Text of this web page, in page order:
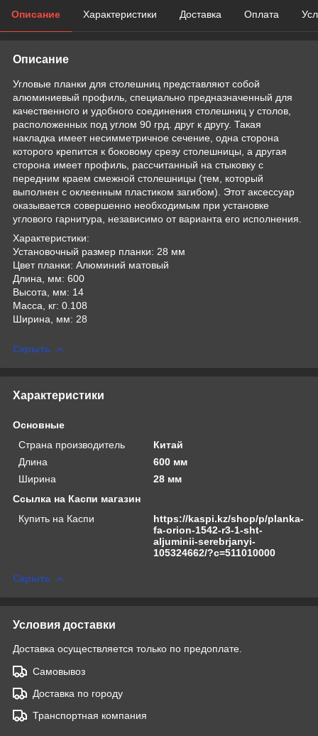
Описание Характеристики Доставка Оплата
Описание
Угловые планки для столешниц представляют собой
алюминиевый профиль, специально предназначенный для
качественного и удобного соединения столешниц у столов,
расположенных под углом 90 грд. друг к другу. Такая
накладка имеет несимметричное сечение, одна сторона
которого крепится к боковому срезу столешницы, а другая
сторона имеет профиль, рассчитанный на стыковку с
передним краем смежной столешницы (тем, который
выполнен с оклеенным пластиком загибом). Этот аксессуар
оказывается совершенно необходимым при установке
углового гарнитура, независимо от варианта его исполнения.
Характеристики:
Установочный размер планки: 28 мм
Цвет планки: Алюминий матовый
Длина, мм: 600
Высота, мм: 14
Масса, кг: 0.108
Ширина, мм: 28
Скрыть
Характеристики
Основные
Страна производитель
Китай
Длина
600 мм
Ширина
28 мм
Ссылка на Каспи магазин
Купить на Каспи
https://kaspi.kz/shop/p/planka-
fa-orion-1542-r3-1-sht-
aljuminii-serebrjanyi-
105324662/?c=511010000
Скрыть
Условия доставки
Доставка осуществляется только по предоплате.
Самовывоз
Доставка по городу
Транспортная компания